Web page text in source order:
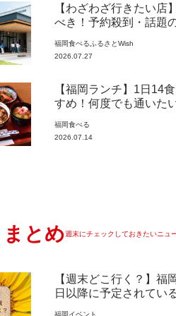
【わざわざ行きたい店
べき！予約殺到・話題
ン『bound garden』（
福岡食べるふるさとWish
2026.07.27
【福岡ランチ】1日14
すめ！何度でも通いた
市）【まち歩き】
福岡食べる
2026.07.14
まとめ週末にチェックしておきたいニュ
【週末どこ行く？】福
日以降に予定されてい
福岡 イベント